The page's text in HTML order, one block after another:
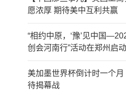
愿浓厚 期待美中互利共赢
“相约中原，‘豫’见中国
创会河南行”活动在郑州启动
美加墨世界杯倒计时一个
待揭幕战